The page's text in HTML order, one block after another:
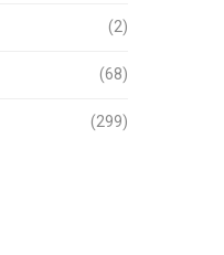
(2)
(68)
(299)